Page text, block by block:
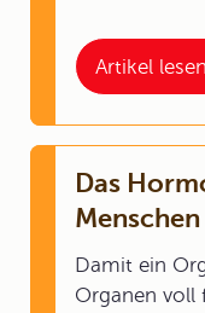
Artikel lesen
Das
Menschen
Damit ein
Organen voll